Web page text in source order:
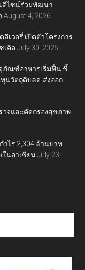
นดีไซน์ร่วมพัฒนา
August 4, 2026
เวอรี่ เปิดตัวโครงการ
เคิล July 30, 2026
จุภัณฑ์อาหารเริ่มฟื้น ชี้
นวัตถุดิบลด-ส่งออก
วจและคัดกรองสุขภาพ
ำไร 2,304 ล้านบาท
นอาเซียน July 23,